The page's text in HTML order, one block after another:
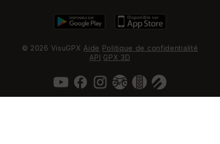
© 2026 VisuGPX Aide Politique de confidentialité
API GPX 3D